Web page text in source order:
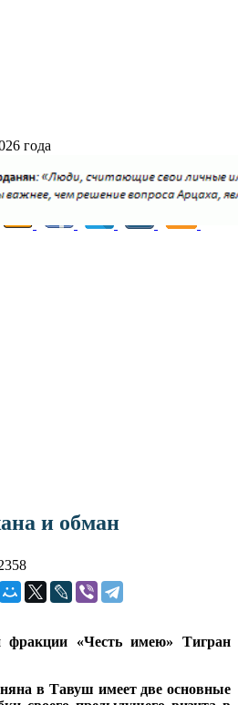
года
и обман
фракции «Честь имею» Тигран
в Тавуш имеет две основные